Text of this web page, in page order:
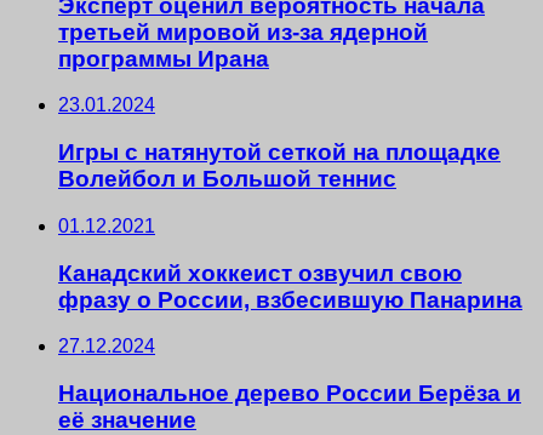
Эксперт оценил вероятность начала
третьей мировой из-за ядерной
программы Ирана
23.01.2024
Игры с натянутой сеткой на площадке
Волейбол и Большой теннис
01.12.2021
Канадский хоккеист озвучил свою
фразу о России, взбесившую Панарина
27.12.2024
Национальное дерево России Берёза и
её значение